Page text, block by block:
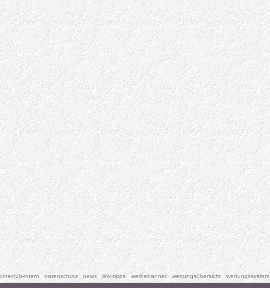
cineclub-intern datenschutz news link-tipps werbebanner wertungsübersicht wertungssystem